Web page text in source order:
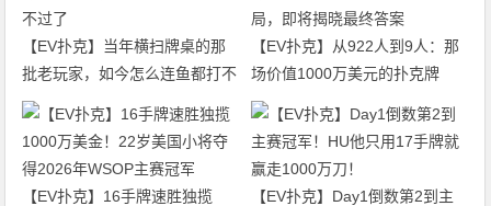
【EV扑克】当年横扫牌桌的那
批老玩家，如今怎么连鱼都打不
过了
【EV扑克】从922人到9人：那
场价值1000万美元的扑克牌
局，即将揭晓最终答案
【EV扑克】16手牌速胜独揽
【EV扑克】Day1倒数第2到主